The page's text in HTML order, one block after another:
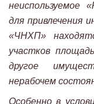
неиспользуемое
для привлечения
«ЧНХП»
участков
другое
нерабочем
Особенно в